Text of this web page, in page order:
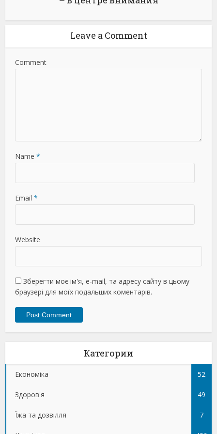
Leave a Comment
Comment
Name *
Email *
Website
Зберегти моє ім'я, e-mail, та адресу сайту в цьому
браузері для моїх подальших коментарів.
Категории
Економіка 52
Здоров'я 49
Їжа та дозвілля 7